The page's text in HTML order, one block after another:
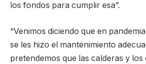
los fondos para cumplir esa”.
“Venimos diciendo que en
se les hizo el mantenimiento
pretendemos que las calderas y